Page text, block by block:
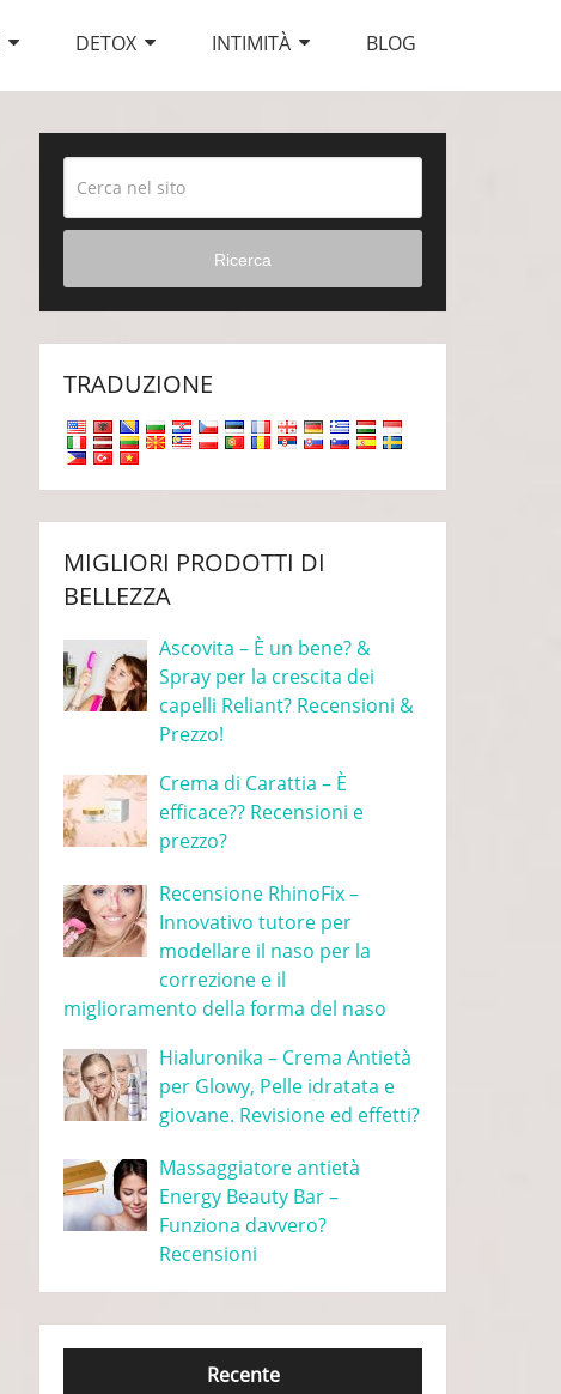
DETOX INTIMITÀ BLOG
Ricerca
TRADUZIONE
MIGLIORI PRODOTTI DI
BELLEZZA
Ascovita – È un bene? &
Spray per la crescita dei
capelli Reliant? Recensioni &
Prezzo!
Crema di Carattia – È
efficace?? Recensioni e
prezzo?
Recensione RhinoFix –
Innovativo tutore per
modellare il naso per la
correzione e il
miglioramento della forma del naso
Hialuronika – Crema Antietà
per Glowy, Pelle idratata e
giovane. Revisione ed effetti?
Massaggiatore antietà
Energy Beauty Bar –
Funziona davvero?
Recensioni
Recente